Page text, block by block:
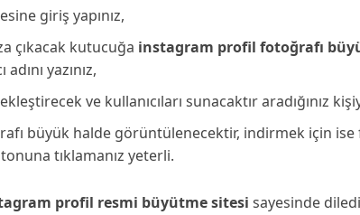
giriş yapınız,
çıkacak kutucuğa instagram profil fotoğrafı
yazınız,
ve kullanıcıları sunacaktır aradığınız
büyük halde görüntülenecektir, indirmek için ise
tıklamanız yeterli.
profil resmi büyütme sitesi sayesinde